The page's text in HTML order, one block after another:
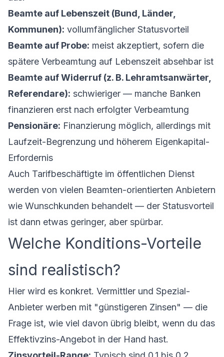
Beamte auf Lebenszeit (Bund, Länder,
Kommunen): vollumfänglicher Statusvorteil
Beamte auf Probe: meist akzeptiert, sofern die
spätere Verbeamtung auf Lebenszeit absehbar ist
Beamte auf Widerruf (z. B. Lehramtsanwärter,
Referendare): schwieriger — manche Banken
finanzieren erst nach erfolgter Verbeamtung
Pensionäre: Finanzierung möglich, allerdings mit
Laufzeit-Begrenzung und höherem Eigenkapital-
Erfordernis
Auch Tarifbeschäftigte im öffentlichen Dienst
werden von vielen Beamten-orientierten Anbietern
wie Wunschkunden behandelt — der Statusvorteil
ist dann etwas geringer, aber spürbar.
Welche Konditions-Vorteile
sind realistisch?
Hier wird es konkret. Vermittler und Spezial-
Anbieter werben mit "günstigeren Zinsen" — die
Frage ist, wie viel davon übrig bleibt, wenn du das
Effektivzins-Angebot in der Hand hast.